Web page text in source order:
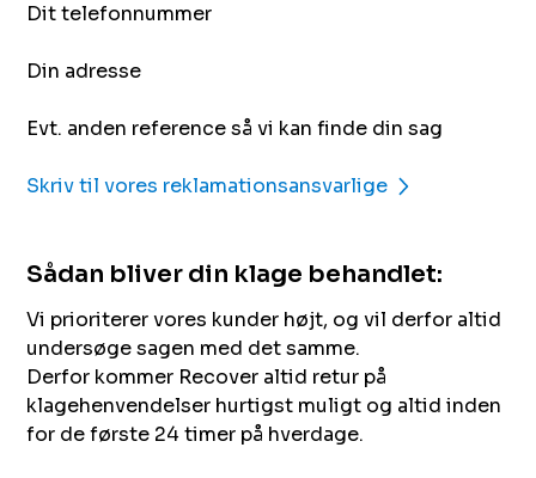
Dit telefonnummer
Din adresse
Evt. anden reference så vi kan finde din sag
Skriv til vores reklamationsansvarlige
Sådan bliver din klage behandlet:
Vi prioriterer vores kunder højt, og vil derfor altid
undersøge sagen med det samme.
Derfor kommer Recover altid retur på
klagehenvendelser hurtigst muligt og altid inden
for de første 24 timer på hverdage.